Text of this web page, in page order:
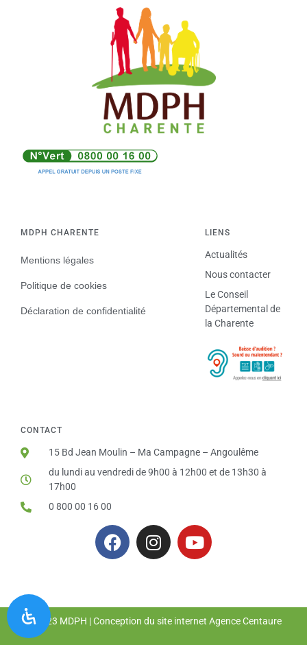
MDPH CHARENTE
Mentions légales
Politique de cookies
Déclaration de confidentialité
LIENS
Actualités
Nous contacter
Le Conseil
Départemental de
la Charente
CONTACT
15 Bd Jean Moulin – Ma Campagne – Angoulême
du lundi au vendredi de 9h00 à 12h00 et de 13h30 à
17h00
0 800 00 16 00
© 2023 MDPH | Conception du site internet Agence Centaure